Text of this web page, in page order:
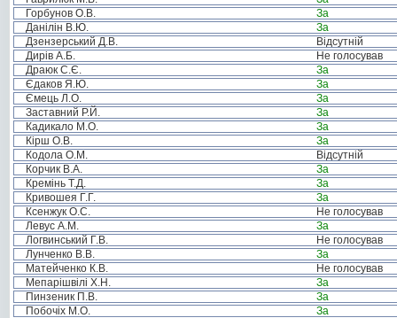
Горбунов О.В.
За
Данілін В.Ю.
За
Дзензерський Д.В.
Відсутній
Дирів А.Б.
Не голосував
Драюк С.Є.
За
Єдаков Я.Ю.
За
Ємець Л.О.
За
Заставний Р.Й.
За
Кадикало М.О.
За
Кірш О.В.
За
Кодола О.М.
Відсутній
Корчик В.А.
За
Кремінь Т.Д.
За
Кривошея Г.Г.
За
Ксенжук О.С.
Не голосував
Левус А.М.
За
Логвинський Г.В.
Не голосував
Лунченко В.В.
За
Матейченко К.В.
Не голосував
Мепарішвілі Х.Н.
За
Пинзеник П.В.
За
Побочіх М.О.
За